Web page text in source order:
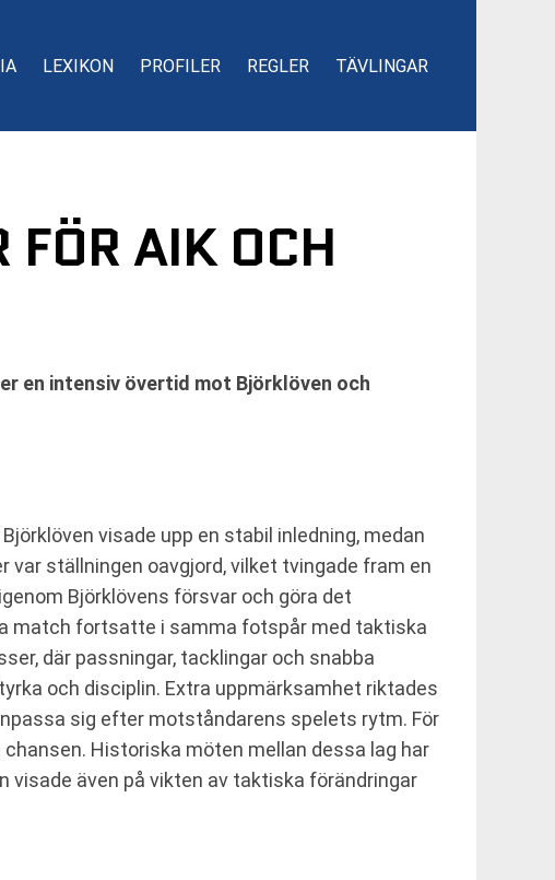
LEXIKON PROFILER REGLER TÄVLINGAR
FÖR AIK OCH
en intensiv övertid mot Björklöven och
visade upp en stabil inledning, medan
ställningen oavgjord, vilket tvingade fram en
Björklövens försvar och göra det
match fortsatte i samma fotspår med taktiska
där passningar, tacklingar och snabba
och disciplin. Extra uppmärksamhet riktades
sig efter motståndarens spelets rytm. För
Historiska möten mellan dessa lag har
visade även på vikten av taktiska förändringar